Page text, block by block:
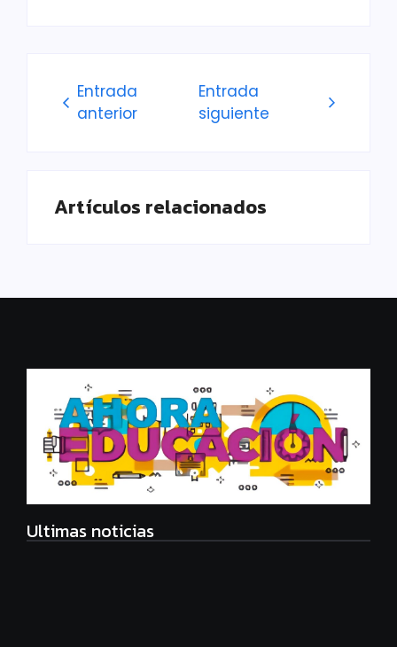
Entrada
anterior
Entrada
siguiente
Artículos relacionados
Ultimas noticias